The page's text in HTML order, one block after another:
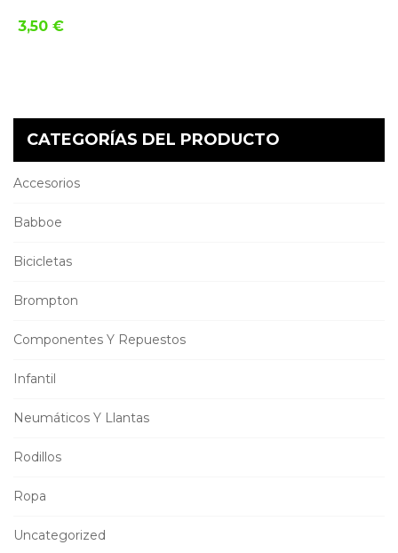
CATEGORÍAS DEL PRODUCTO
Accesorios
Babboe
Bicicletas
Brompton
Componentes Y Repuestos
Infantil
Neumáticos Y Llantas
Rodillos
Ropa
Uncategorized
3,50 €